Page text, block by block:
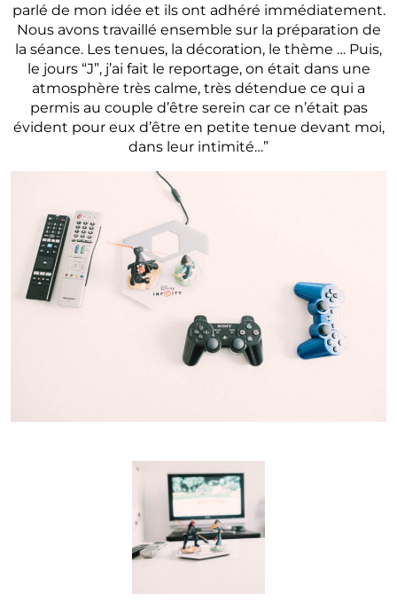
parlé de mon idée et ils ont adhéré immédiatement.
Nous avons travaillé ensemble sur la préparation de
la séance. Les tenues, la décoration, le thème … Puis,
le jours “J”, j’ai fait le reportage, on était dans une
atmosphère très calme, très détendue ce qui a
permis au couple d’être serein car ce n’était pas
évident pour eux d’être en petite tenue devant moi,
dans leur intimité…”